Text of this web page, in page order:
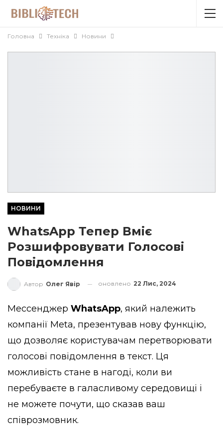
Головна Техніка Новини
НОВИНИ
WhatsApp Тепер Вміє
Розшифровувати Голосові
Повідомлення
Автор Олег Явір оновлено 22 Лис, 2024
Мессенджер WhatsApp, який належить
компанії Meta, презентував нову функцію,
що дозволяє користувачам перетворювати
голосові повідомлення в текст. Ця
можливість стане в нагоді, коли ви
перебуваєте в галасливому середовищі і
не можете почути, що сказав ваш
співрозмовник.